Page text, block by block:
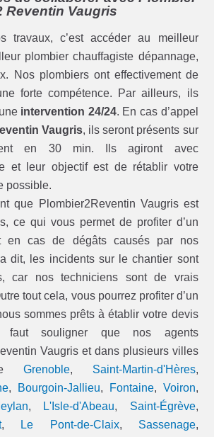
Reventin Vaugris
travaux, c’est accéder au meilleur
plombier chauffagiste dépannage,
Nos plombiers ont effectivement de
forte compétence. Par ailleurs, ils
intervention 24/24. En cas d’appel
Vaugris, ils seront présents sur
en 30 min. Ils agiront avec
et leur objectif est de rétablir votre
possible.
que Plombier2Reventin Vaugris est
ce qui vous permet de profiter d’un
en cas de dégâts causés par nos
dit, les incidents sur le chantier sont
car nos techniciens sont de vrais
tout cela, vous pourrez profiter d’un
sommes prêts à établir votre devis
faut souligner que nos agents
Vaugris et dans plusieurs villes
Grenoble, Saint-Martin-d'Hères,
, Bourgoin-Jallieu, Fontaine, Voiron,
, L'Isle-d'Abeau, Saint-Égrève,
, Le Pont-de-Claix, Sassenage,